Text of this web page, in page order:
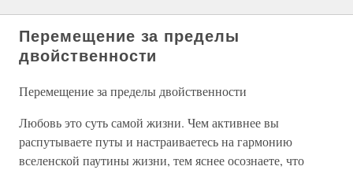
Перемещение за пределы
двойственности
Перемещение за пределы двойственности
Любовь это суть самой жизни. Чем активнее вы
распутываете путы и настраиваетесь на гармонию
вселенской паутины жизни, тем яснее осознаете, что